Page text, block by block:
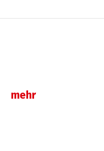
mehr